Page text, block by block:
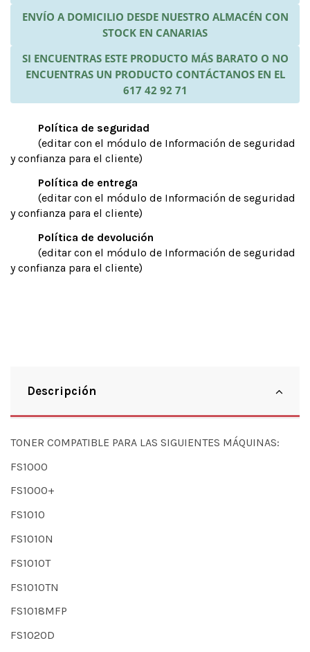
ENVÍO A DOMICILIO DESDE NUESTRO ALMACÉN CON
STOCK EN CANARIAS
SI ENCUENTRAS ESTE PRODUCTO MÁS BARATO O NO
ENCUENTRAS UN PRODUCTO CONTÁCTANOS EN EL
617 42 92 71
Política de seguridad
(editar con el módulo de Información de seguridad
y confianza para el cliente)
Política de entrega
(editar con el módulo de Información de seguridad
y confianza para el cliente)
Política de devolución
(editar con el módulo de Información de seguridad
y confianza para el cliente)
Descripción
TONER COMPATIBLE PARA LAS SIGUIENTES MÁQUINAS:
FS1000
FS1000+
FS1010
FS1010N
FS1010T
FS1010TN
FS1018MFP
FS1020D